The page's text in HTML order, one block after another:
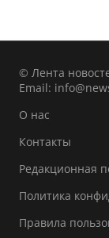
© Лента
Email:
О нас
Контакты
Редакционная
Политика
Правила